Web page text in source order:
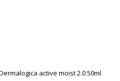
active moist 2.0 50ml